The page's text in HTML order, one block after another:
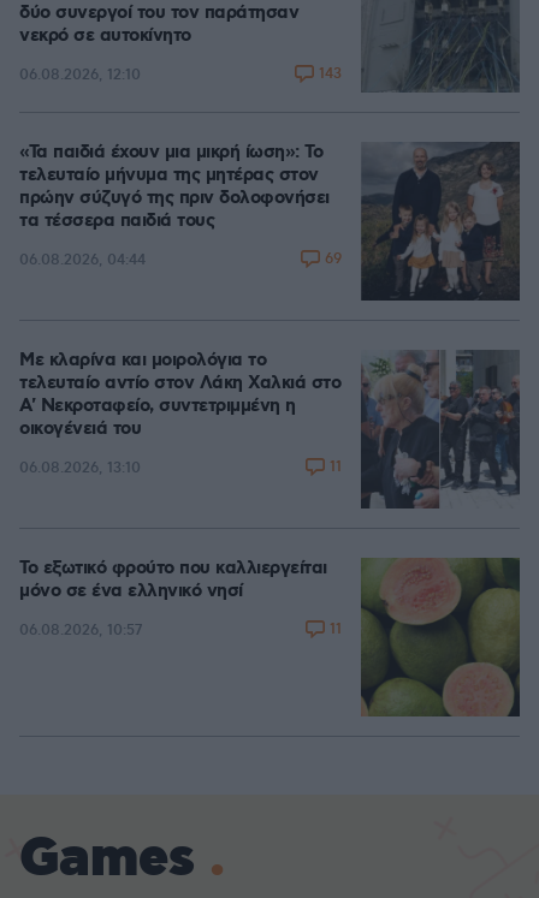
δύο συνεργοί του τον παράτησαν
νεκρό σε αυτοκίνητο
06.08.2026, 12:10 143
«Τα παιδιά έχουν μια μικρή ίωση»: Το
τελευταίο μήνυμα της μητέρας στον
πρώην σύζυγό της πριν δολοφονήσει
τα τέσσερα παιδιά τους
06.08.2026, 04:44 69
Με κλαρίνα και μοιρολόγια το
τελευταίο αντίο στον Λάκη Χαλκιά στο
A' Νεκροταφείο, συντετριμμένη η
οικογένειά του
06.08.2026, 13:10 11
Το εξωτικό φρούτο που καλλιεργείται
μόνο σε ένα ελληνικό νησί
06.08.2026, 10:57 11
Games